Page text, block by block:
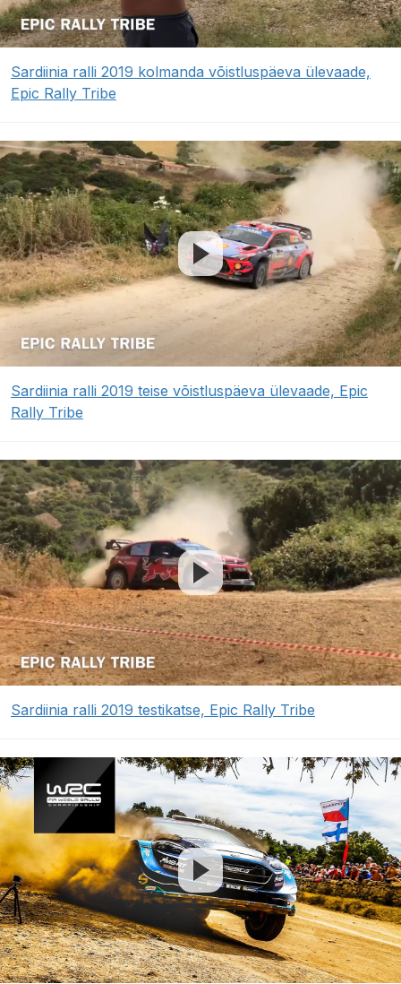
Sardiinia ralli 2019 kolmanda võistluspäeva ülevaade,
Epic Rally Tribe
Sardiinia ralli 2019 teise võistluspäeva ülevaade, Epic
Rally Tribe
Sardiinia ralli 2019 testikatse, Epic Rally Tribe